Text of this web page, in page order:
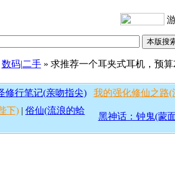
数码|二手» 求推荐一个耳夹式耳机，预算
修行笔记(亲吻指尖) 我的强化修仙之路(
下) | 俗仙(流浪的蛤
黑神话：钟鬼(蒙